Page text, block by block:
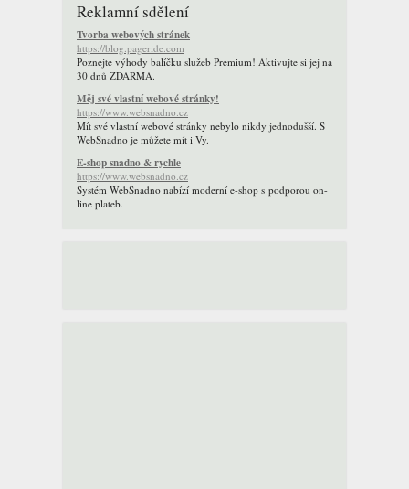
Reklamní sdělení
Tvorba webových stránek
https://blog.pageride.com
Poznejte výhody balíčku služeb Premium! Aktivujte si jej na
30 dnů ZDARMA.
Měj své vlastní webové stránky!
https://www.websnadno.cz
Mít své vlastní webové stránky nebylo nikdy jednodušší. S
WebSnadno je můžete mít i Vy.
E-shop snadno & rychle
https://www.websnadno.cz
Systém WebSnadno nabízí moderní e-shop s podporou on-
line plateb.